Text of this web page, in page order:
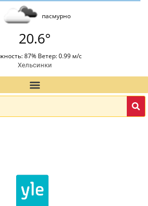
пасмурно
20.6°
87% Ветер: 0.99 м/с
Хельсинки